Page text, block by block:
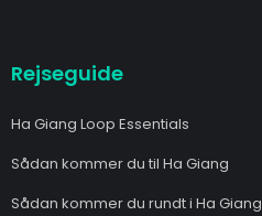
Rejseguide
Ha Giang Loop Essentials
Sådan kommer du til Ha Giang
Sådan kommer du rundt i Ha Giang